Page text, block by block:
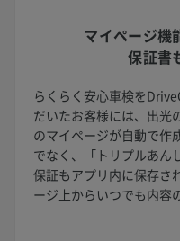
マイページ機
保証書
らくらく安心車検を
だいたお客様には、出光
のマイページが自動で作
でなく、「トリプルあん
保証もアプリ内に保存さ
ージ上からいつでも内容